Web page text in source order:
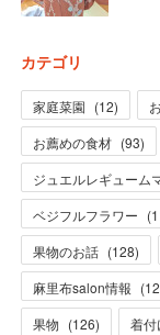
カテゴリ
家庭菜園 (12)
お薦めの食材 (93)
ジュエルレギューム
ベジフルフラワー (
果物のお話 (128)
麻里布salon情報 (
果物 (126) 着付